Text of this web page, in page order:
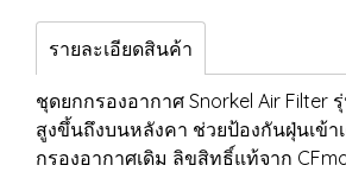
รายละเอียดสินค้า
ชุดยกกรองอากาศ Snorkel Air Filter
สูงขึ้นถึงบนหลังคา ช่วยป้องกันฝุ่นเข้า
กรองอากาศเดิม ลิขสิทธิ์แท้จาก